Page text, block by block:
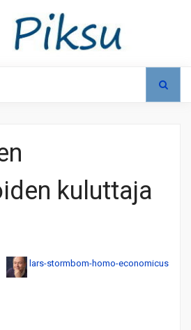
kuluttaja
lars-stormbom-homo-economicus